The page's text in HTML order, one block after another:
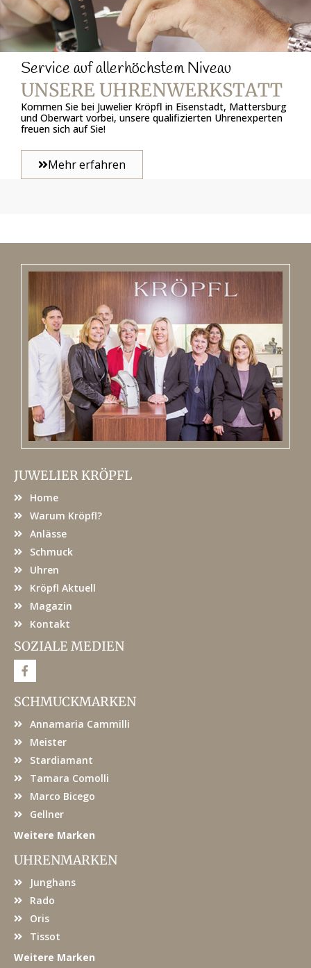
Service auf allerhöchstem Niveau
UNSERE UHRENWERKSTATT
Kommen Sie bei Juwelier Kröpfl in Eisenstadt, Mattersburg
und Oberwart vorbei, unsere qualifizierten Uhrenexperten
freuen sich auf Sie!
Mehr erfahren
JUWELIER KRÖPFL
Home
Warum Kröpfl?
Anlässe
Schmuck
Uhren
Kröpfl Aktuell
Magazin
Kontakt
SOZIALE MEDIEN
F
a
e
b
o
SCHMUCKMARKEN
Annamaria Cammilli
Meister
Stardiamant
Tamara Comolli
Marco Bicego
Gellner
Weitere Marken
UHRENMARKEN
Junghans
Rado
Oris
Tissot
Weitere Marken